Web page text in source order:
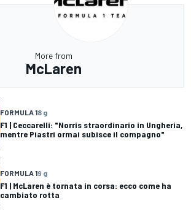
More from
McLaren
FORMULA 18 g
F1 | Ceccarelli: "Norris straordinario in Ungheria,
mentre Piastri ormai subisce il compagno"
FORMULA 19 g
F1 | McLaren è tornata in corsa: ecco come ha
cambiato rotta